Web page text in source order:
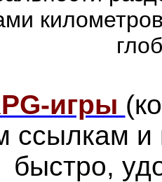
игры
ссылкам и
быстро,